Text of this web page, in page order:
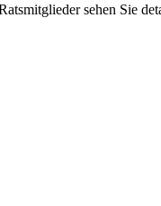
sehen Sie